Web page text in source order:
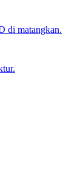
di matangkan.